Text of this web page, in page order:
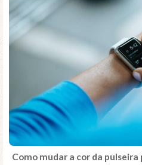
Como mudar a cor da